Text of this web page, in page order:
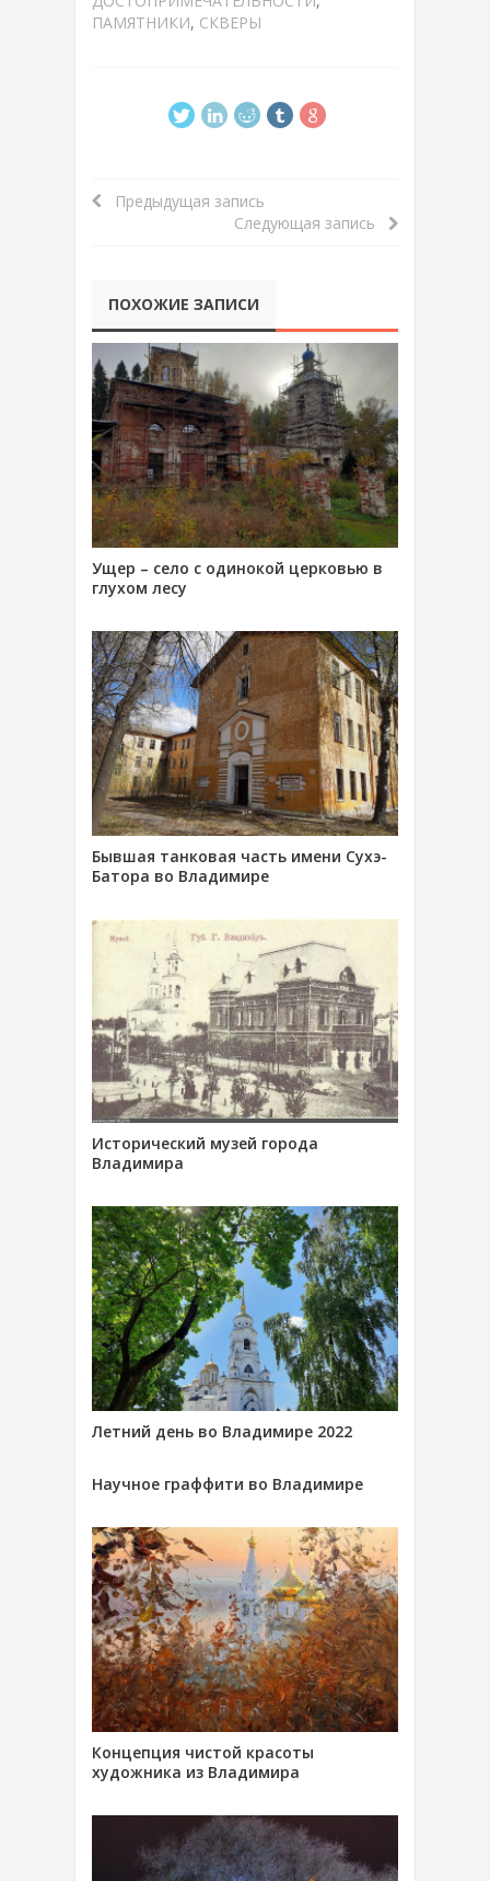
ПАМЯТНИКИ, СКВЕРЫ
Предыдущая запись
Следующая запись
ПОХОЖИЕ ЗАПИСИ
Ущер – село с одинокой церковью в
глухом лесу
Бывшая танковая часть имени Сухэ-
Батора во Владимире
Исторический музей города
Владимира
Летний день во Владимире 2022
Научное граффити во Владимире
Концепция чистой красоты
художника из Владимира